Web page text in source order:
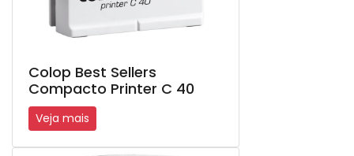
Colop Best Sellers
Compacto Printer C 40
Veja mais